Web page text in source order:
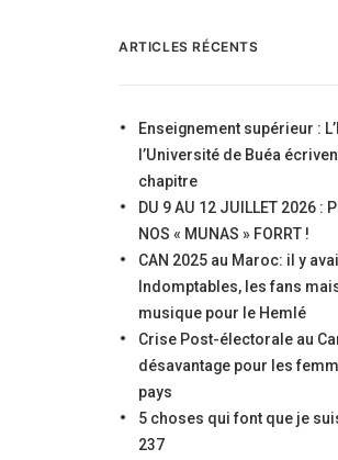
ARTICLES RÉCENTS
Enseignement supérieur :
l’Université de Buéa
chapitre
DU 9 AU 12 JUILLET 2026 :
NOS « MUNAS » FORRT !
CAN 2025 au Maroc: il y
Indomptables, les fans
musique pour le Hemlé
Crise Post-électorale au
désavantage pour les
pays
5 choses qui font que je
237